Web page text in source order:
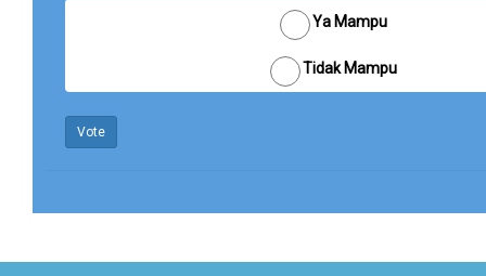
Ya Mampu
Tidak Mampu
Vote